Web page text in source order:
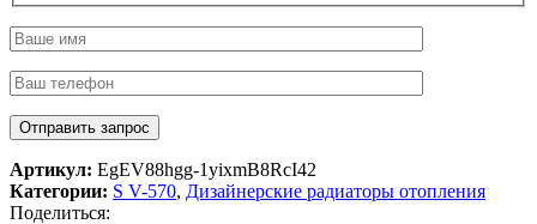
Артикул: EgEV88hgg-1yixmB8RcI42
Категории: S V-570, Дизайнерские радиаторы отопления
Поделиться: